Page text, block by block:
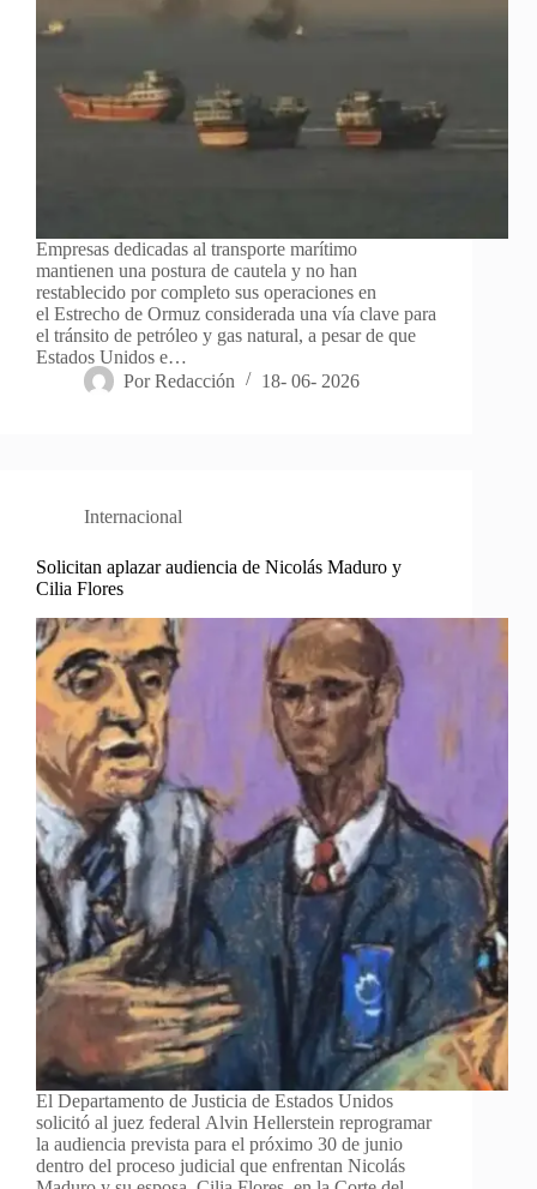
Empresas dedicadas al transporte marítimo
mantienen una postura de cautela y no han
restablecido por completo sus operaciones en
el Estrecho de Ormuz considerada una vía clave para
el tránsito de petróleo y gas natural, a pesar de que
Estados Unidos e…
Por Redacción 18- 06- 2026
Internacional
Solicitan aplazar audiencia de Nicolás Maduro y
Cilia Flores
El Departamento de Justicia de Estados Unidos
solicitó al juez federal Alvin Hellerstein reprogramar
la audiencia prevista para el próximo 30 de junio
dentro del proceso judicial que enfrentan Nicolás